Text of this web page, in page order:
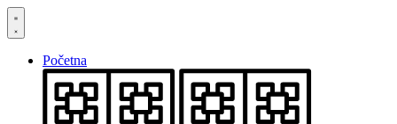
Skočite
na
Početna